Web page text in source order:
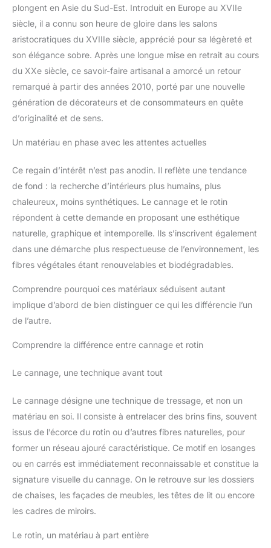
plongent en Asie du Sud-Est. Introduit en Europe au XVIIe
siècle, il a connu son heure de gloire dans les salons
aristocratiques du XVIIIe siècle, apprécié pour sa légèreté et
son élégance sobre. Après une longue mise en retrait au cours
du XXe siècle, ce savoir-faire artisanal a amorcé un retour
remarqué à partir des années 2010, porté par une nouvelle
génération de décorateurs et de consommateurs en quête
d’originalité et de sens.
Un matériau en phase avec les attentes actuelles
Ce regain d’intérêt n’est pas anodin. Il reflète une tendance
de fond : la recherche d’intérieurs plus humains, plus
chaleureux, moins synthétiques. Le cannage et le rotin
répondent à cette demande en proposant une esthétique
naturelle, graphique et intemporelle. Ils s’inscrivent également
dans une démarche plus respectueuse de l’environnement, les
fibres végétales étant renouvelables et biodégradables.
Comprendre pourquoi ces matériaux séduisent autant
implique d’abord de bien distinguer ce qui les différencie l’un
de l’autre.
Comprendre la différence entre cannage et rotin
Le cannage, une technique avant tout
Le cannage désigne une technique de tressage, et non un
matériau en soi. Il consiste à entrelacer des brins fins, souvent
issus de l’écorce du rotin ou d’autres fibres naturelles, pour
former un réseau ajouré caractéristique. Ce motif en losanges
ou en carrés est immédiatement reconnaissable et constitue la
signature visuelle du cannage. On le retrouve sur les dossiers
de chaises, les façades de meubles, les têtes de lit ou encore
les cadres de miroirs.
Le rotin, un matériau à part entière